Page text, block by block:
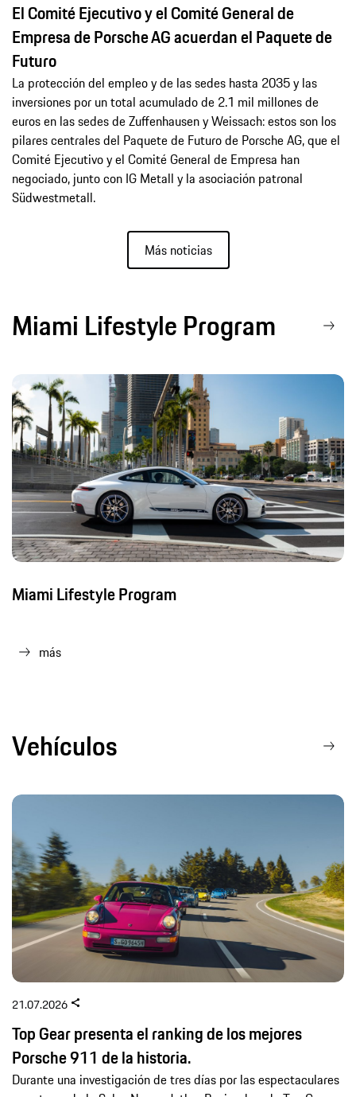
El Comité Ejecutivo y el Comité General de
Empresa de Porsche AG acuerdan el Paquete de
Futuro
La protección del empleo y de las sedes hasta 2035 y las
inversiones por un total acumulado de 2.1 mil millones de
euros en las sedes de Zuffenhausen y Weissach: estos son los
pilares centrales del Paquete de Futuro de Porsche AG, que el
Comité Ejecutivo y el Comité General de Empresa han
negociado, junto con IG Metall y la asociación patronal
Südwestmetall.
Más noticias
Miami Lifestyle Program
Miami Lifestyle Program
más
Vehículos
21.07.2026
Top Gear presenta el ranking de los mejores
Porsche 911 de la historia.
Durante una investigación de tres días por las espectaculares